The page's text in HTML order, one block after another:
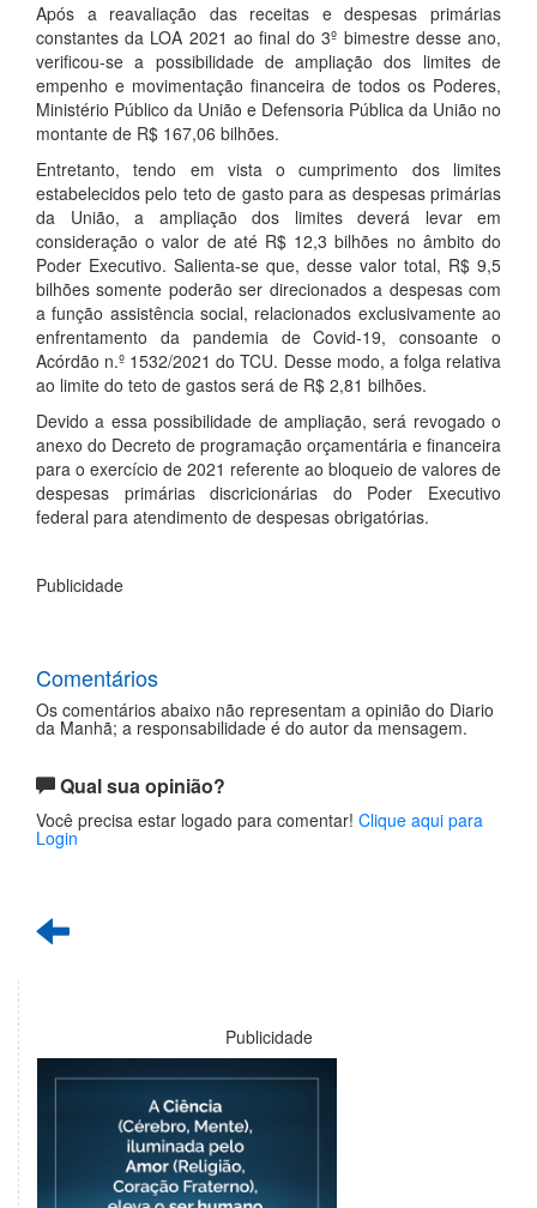
Após a reavaliação das receitas e despesas primárias
constantes da LOA 2021 ao final do 3º bimestre desse ano,
verificou-se a possibilidade de ampliação dos limites de
empenho e movimentação financeira de todos os Poderes,
Ministério Público da União e Defensoria Pública da União no
montante de R$ 167,06 bilhões.
Entretanto, tendo em vista o cumprimento dos limites
estabelecidos pelo teto de gasto para as despesas primárias
da União, a ampliação dos limites deverá levar em
consideração o valor de até R$ 12,3 bilhões no âmbito do
Poder Executivo. Salienta-se que, desse valor total, R$ 9,5
bilhões somente poderão ser direcionados a despesas com
a função assistência social, relacionados exclusivamente ao
enfrentamento da pandemia de Covid-19, consoante o
Acórdão n.º 1532/2021 do TCU. Desse modo, a folga relativa
ao limite do teto de gastos será de R$ 2,81 bilhões.
Devido a essa possibilidade de ampliação, será revogado o
anexo do Decreto de programação orçamentária e financeira
para o exercício de 2021 referente ao bloqueio de valores de
despesas primárias discricionárias do Poder Executivo
federal para atendimento de despesas obrigatórias.
Publicidade
Comentários
Os comentários abaixo não representam a opinião do Diario
da Manhã; a responsabilidade é do autor da mensagem.
Qual sua opinião?
Você precisa estar logado para comentar! Clique aqui para
Login
Publicidade